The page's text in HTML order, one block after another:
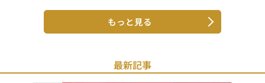
もっと見る
最新記事